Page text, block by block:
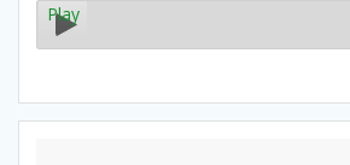
Play